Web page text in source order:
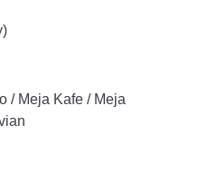
/ Meja Kafe / Meja